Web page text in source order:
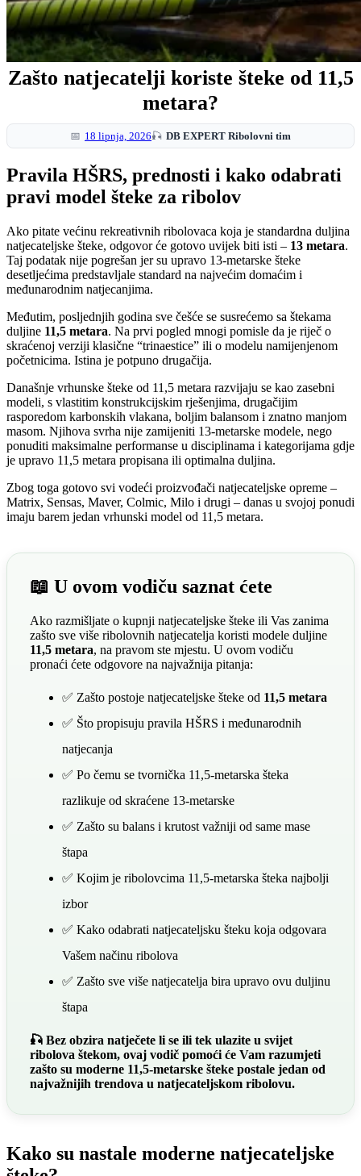
Zašto natjecatelji koriste šteke od 11,5
metara?
18 lipnja, 2026
Pravila HŠRS, prednosti i kako odabrati
pravi model šteke za ribolov
Ako pitate većinu rekreativnih ribolovaca koja je standardna duljina
natjecateljske šteke, odgovor će gotovo uvijek biti isti – 13 metara.
Taj podatak nije pogrešan jer su upravo 13-metarske šteke
desetljećima predstavljale standard na najvećim domaćim i
međunarodnim natjecanjima.
Međutim, posljednjih godina sve češće se susrećemo sa štekama
duljine 11,5 metara. Na prvi pogled mnogi pomisle da je riječ o
skraćenoj verziji klasične “trinaestice” ili o modelu namijenjenom
početnicima. Istina je potpuno drugačija.
Današnje vrhunske šteke od 11,5 metara razvijaju se kao zasebni
modeli, s vlastitim konstrukcijskim rješenjima, drugačijim
rasporedom karbonskih vlakana, boljim balansom i znatno manjom
masom. Njihova svrha nije zamijeniti 13-metarske modele, nego
ponuditi maksimalne performanse u disciplinama i kategorijama gdje
je upravo 11,5 metara propisana ili optimalna duljina.
Zbog toga gotovo svi vodeći proizvođači natjecateljske opreme –
Matrix, Sensas, Maver, Colmic, Milo i drugi – danas u svojoj ponudi
imaju barem jedan vrhunski model od 11,5 metara.
📖 U ovom vodiču saznat ćete
Ako razmišljate o kupnji natjecateljske šteke ili Vas zanima
zašto sve više ribolovnih natjecatelja koristi modele duljine
11,5 metara, na pravom ste mjestu. U ovom vodiču
pronaći ćete odgovore na najvažnija pitanja:
✅ Zašto postoje natjecateljske šteke od 11,5 metara
✅ Što propisuju pravila HŠRS i međunarodnih
natjecanja
✅ Po čemu se tvornička 11,5-metarska šteka
razlikuje od skraćene 13-metarske
✅ Zašto su balans i krutost važniji od same mase
štapa
✅ Kojim je ribolovcima 11,5-metarska šteka najbolji
izbor
✅ Kako odabrati natjecateljsku šteku koja odgovara
Vašem načinu ribolova
✅ Zašto sve više natjecatelja bira upravo ovu duljinu
štapa
🎣 Bez obzira natječete li se ili tek ulazite u svijet
ribolova štekom, ovaj vodič pomoći će Vam razumjeti
zašto su moderne 11,5-metarske šteke postale jedan od
najvažnijih trendova u natjecateljskom ribolovu.
Kako su nastale moderne natjecateljske